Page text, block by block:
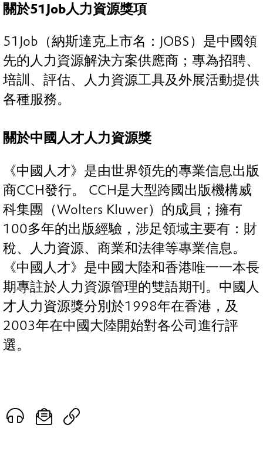
關於51Job人力資源獎項
51Job（納斯達克上市名：JOBS）是中國領
先的人力資源解決方案供應商；專為招聘、
培訓、評估、人力資源工具及外展活動提供
各種服務。
關於中國人才人力資源獎
《中國人才》是由世界領先的專業信息出版
商CCH發行。 CCH是大型跨國出版機構威
科集團（Wolters Kluwer）的成員；擁有
100多年的出版經驗，涉足領域主要有：財
稅、人力資源、商業和法律等專業信息。
《中國人才》是中國大陸和香港唯一一本長
期專註於人力資源管理的雙語期刊。中國人
才人力資源獎分別於1998年在香港，及
2003年在中國大陸開始對各公司進行評
選。